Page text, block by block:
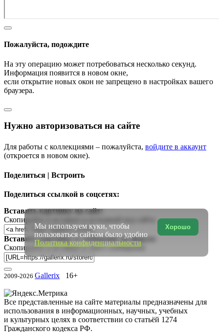
Пожалуйста, подождите
На эту операцию может потребоваться несколько секунд.
Информация появится в новом окне,
если открытие новых окон не запрещено в настройках вашего
браузера.
Нужно авторизоваться на сайте
Для работы с коллекциями – пожалуйста, войдите в аккаунт
(откроется в новом окне).
Поделиться | Встроить
Поделиться ссылкой в соцсетях:
Вставить картинку на сайт:
Скопируйте и вставьте в исходный код сайта
Вставить картинку в сообщение на форум:
Скопируйте и вставьте в текст сообщения
2009-2026 Gallerix 16+
Все представленные на сайте материалы предназначены для
использования в информационных, научных, учебных
и культурных целях в соответствии со статьёй 1274
Гражданского кодекса РФ.
Хорошо
Мы используем куки, чтобы
пользоваться сайтом было удобно
Политика конфиденциальности